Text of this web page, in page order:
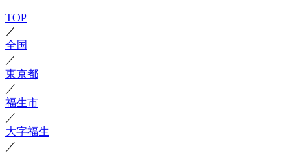
TOP
／
全国
／
東京都
／
福生市
／
大字福生
／